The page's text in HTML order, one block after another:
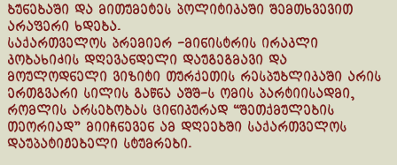
ბუნებაში და მითუმეტეს პოლიტიკაში შემთხვევით
არაფერი ხდება.
საქართველოს პრემიერ -მინისტრის ირაკლი
კობახიძის დღევანდელი დაუგეგმავი და
მოულოდნელი ვიზიტი თურქეთის რესპუბლიკაში არის
ერთგვარი სილის გაწნა აშშ-ს ომის პარტიისადმი,
რომლის არსებობას ცინიკურად “შეთქმულების
თეორიად” მიიჩნევენ ამ დღეებში საქართველოს
დაუპატიჟებელი სტუმრები.